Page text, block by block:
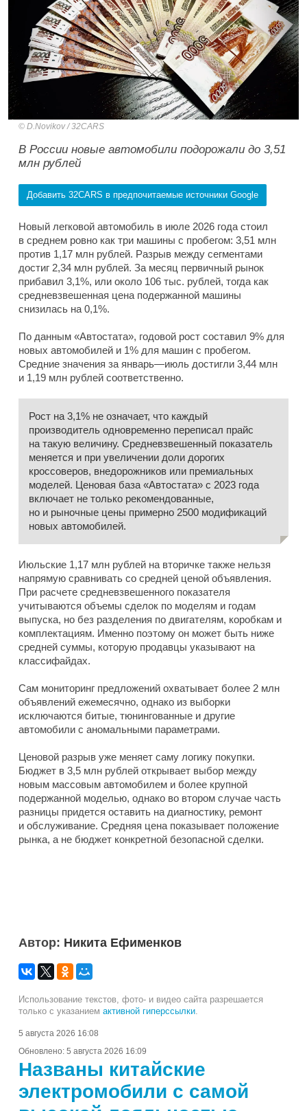
D.Novikov / 32CARS
В России новые автомобили подорожали до 3,51
млн рублей
Добавить 32CARS в предпочитаемые источники Google
Новый легковой автомобиль в июле 2026 года стоил
в среднем ровно как три машины с пробегом: 3,51 млн
против 1,17 млн рублей. Разрыв между сегментами
достиг 2,34 млн рублей. За месяц первичный рынок
прибавил 3,1%, или около 106 тыс. рублей, тогда как
средневзвешенная цена подержанной машины
снизилась на 0,1%.
По данным «Автостата», годовой рост составил 9% для
новых автомобилей и 1% для машин с пробегом.
Средние значения за январь—июль достигли 3,44 млн
и 1,19 млн рублей соответственно.
Рост на 3,1% не означает, что каждый
производитель одновременно переписал прайс
на такую величину. Средневзвешенный показатель
меняется и при увеличении доли дорогих
кроссоверов, внедорожников или премиальных
моделей. Ценовая база «Автостата» с 2023 года
включает не только рекомендованные,
но и рыночные цены примерно 2500 модификаций
новых автомобилей.
Июльские 1,17 млн рублей на вторичке также нельзя
напрямую сравнивать со средней ценой объявления.
При расчете средневзвешенного показателя
учитываются объемы сделок по моделям и годам
выпуска, но без разделения по двигателям, коробкам и
комплектациям. Именно поэтому он может быть ниже
средней суммы, которую продавцы указывают на
классифайдах.
Сам мониторинг предложений охватывает более 2 млн
объявлений ежемесячно, однако из выборки
исключаются битые, тюнингованные и другие
автомобили с аномальными параметрами.
Ценовой разрыв уже меняет саму логику покупки.
Бюджет в 3,5 млн рублей открывает выбор между
новым массовым автомобилем и более крупной
подержанной моделью, однако во втором случае часть
разницы придется оставить на диагностику, ремонт
и обслуживание. Средняя цена показывает положение
рынка, а не бюджет конкретной безопасной сделки.
Автор: Никита Ефименков
Использование текстов, фото- и видео сайта разрешается
только с указанием активной гиперссылки.
5 августа 2026 16:08
Обновлено: 5 августа 2026 16:09
Названы китайские
электромобили с самой